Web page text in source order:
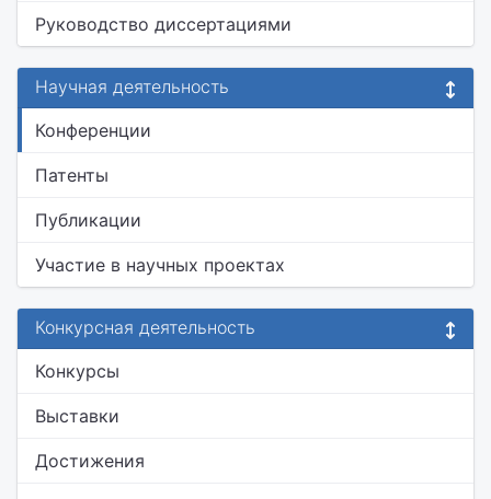
Руководство диссертациями
Научная деятельность
Конференции
Патенты
Публикации
Участие в научных проектах
Конкурсная деятельность
Конкурсы
Выставки
Достижения